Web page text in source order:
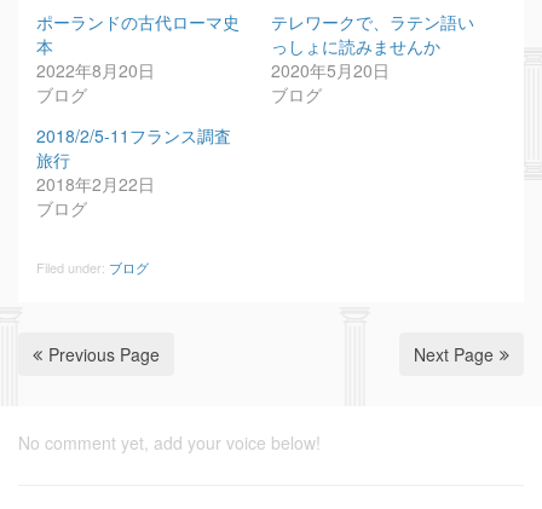
ポーランドの古代ローマ史
本
2022年8月20日
ブログ
テレワークで、ラテン語い
っしょに読みませんか
2020年5月20日
ブログ
2018/2/5-11フランス調査
旅行
2018年2月22日
ブログ
Filed under: ブログ
Previous Page Next Page
No comment yet, add your voice below!